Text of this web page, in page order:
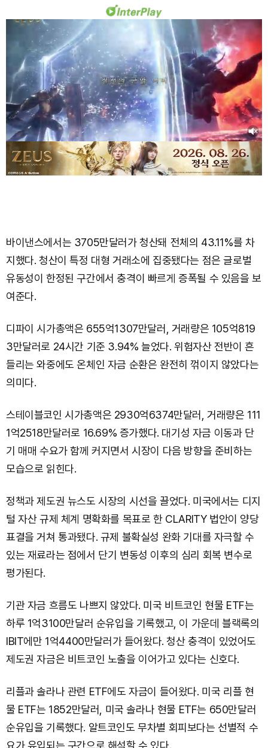
바이낸스에서는 3705만달러가 청산돼 전체의 43.11%를 차
지했다. 청산이 특정 대형 거래소에 집중됐다는 점은 글로벌
유동성이 한정된 구간에서 충격이 빠르게 증폭될 수 있음을 보
여준다.
디파이 시가총액은 655억1307만달러, 거래량은 105억819
3만달러로 24시간 기준 3.94% 늘었다. 위험자산 전반이 흔
들리는 와중에도 온체인 자금 순환은 완전히 꺾이지 않았다는
의미다.
스테이블코인 시가총액은 2930억6374만달러, 거래량은 111
1억2518만달러로 16.69% 증가했다. 대기성 자금 이동과 단
기 매매 수요가 함께 커지면서 시장이 다음 방향을 준비하는
모습으로 읽힌다.
정책과 제도권 뉴스도 시장의 시선을 끌었다. 미국에서는 디지
털 자산 규제 체계 명확화를 목표로 한 CLARITY 법안이 양당
표결을 거쳐 통과됐다. 규제 불확실성 완화 기대를 자극할 수
있는 재료라는 점에서 단기 변동성 이후의 심리 회복 변수로
평가된다.
기관 자금 흐름도 나쁘지 않았다. 미국 비트코인 현물 ETF는
하루 1억3100만달러 순유입을 기록했고, 이 가운데 블랙록의
IBIT에만 1억4400만달러가 들어왔다. 청산 충격이 있었어도
제도권 자금은 비트코인 노출을 이어가고 있다는 신호다.
리플과 솔라나 관련 ETF에도 자금이 들어왔다. 미국 리플 현
물 ETF는 1852만달러, 미국 솔라나 현물 ETF는 650만달러
순유입을 기록했다. 알트코인도 무차별 회피보다는 선별적 수